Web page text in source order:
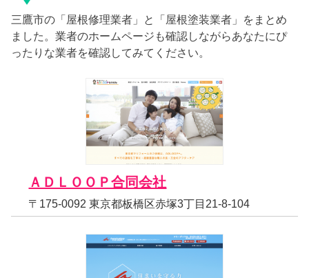
三鷹市の「屋根修理業者」と「屋根塗装業者」をまとめ
ました。業者のホームページも確認しながらあなたにぴ
ったりな業者を確認してみてください。
ＡＤＬＯＯＰ合同会社
〒175-0092 東京都板橋区赤塚3丁目21-8-104